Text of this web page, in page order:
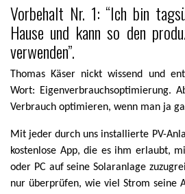
Vorbehalt Nr. 1: “Ich bin
Hause und kann so den
verwenden”.
Thomas Käser nickt wissend und
Wort: Eigenverbrauchsoptimierung.
Verbrauch optimieren, wenn man ja
Mit jeder durch uns installierte PV-
kostenlose App, die es ihm erlaubt,
oder PC auf seine Solaranlage
nur überprüfen, wie viel Strom seine